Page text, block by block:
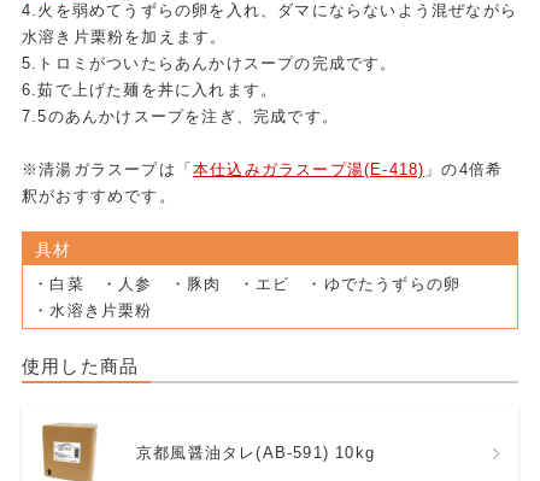
4.火を弱めてうずらの卵を入れ、ダマにならないよう混ぜながら
水溶き片栗粉を加えます。
5.トロミがついたらあんかけスープの完成です。
6.茹で上げた麺を丼に入れます。
7.5のあんかけスープを注ぎ、完成です。
※清湯ガラスープは「 本仕込みガラスープ湯(E-418) 」の4倍希
釈がおすすめです。
具材
・白菜 ・人参 ・豚肉 ・エビ ・ゆでたうずらの卵
・水溶き片栗粉
使用した商品
京都風醤油タレ(AB-591) 10kg